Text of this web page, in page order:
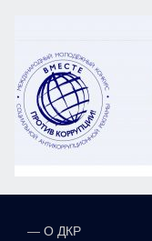
— О ДКР